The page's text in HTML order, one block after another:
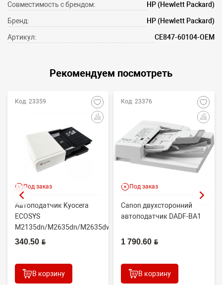
Совместимость с брендом: HP (Hewlett Packard)
Бренд: HP (Hewlett Packard)
Артикул: CE847-60104-OEM
Рекомендуем посмотреть
Код: 23359
Под заказ
Автоподатчик Kyocera
ECOSYS
M2135dn/M2635dn/M2635dw/M2735dw
(OEM) 302S093010
340.50 BYN
В корзину
Код: 23376
Под заказ
Canon двухсторонний
автоподатчик DADF-BA1
1 790.60 BYN
В корзину